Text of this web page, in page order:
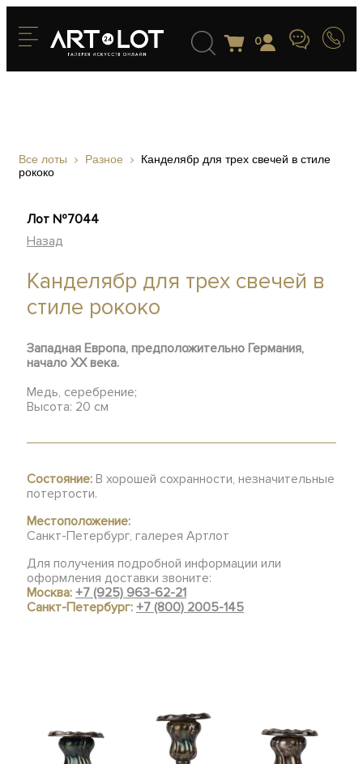
0
Все лоты Разное
Канделябр для трех свечей в стиле
рококо
Лот №7044
Назад
Канделябр для трех свечей в
стиле рококо
Западная Европа, предположительно Германия,
начало ХХ века.
Медь, серебрение;
Высота: 20 см
Состояние: В хорошей сохранности, незначительные
потертости.
Местоположение:
Санкт-Петербург, галерея Артлот
Для получения подробной информации или
оформления доставки звоните:
Москва:+7 (925) 963-62-21
Санкт-Петербург:+7 (800) 2005-145